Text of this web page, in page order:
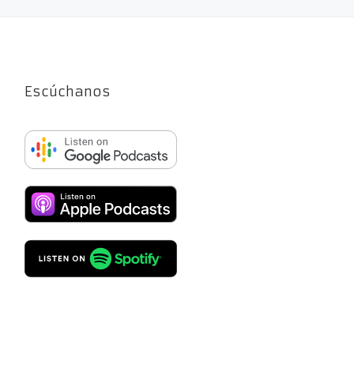
Escúchanos